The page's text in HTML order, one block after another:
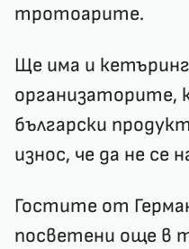
тротоарите.
Ще има и
организаторите,
български
износ, че да не
Гостите от
посветени още в